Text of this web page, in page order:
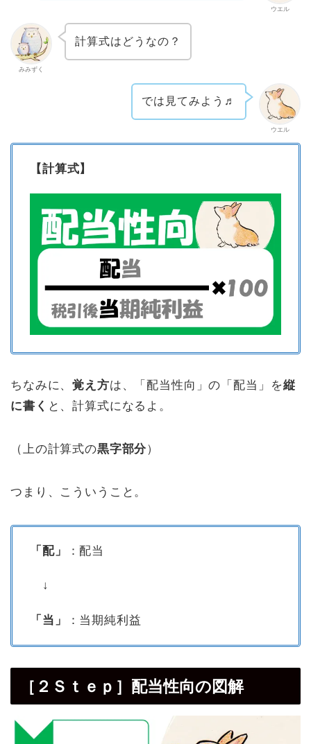
ウエル
みみずく
計算式はどうなの？
ウエル
では見てみよう♬
【計算式】
ちなみに、覚え方は、「配当性向」の「配当」を縦
に書く と、計算式になるよ。
（上の計算式の黒字部分）
つまり、こういうこと。
「配」 ：配当
↓
「当」 ：当期純利益
［２Ｓｔｅｐ］配当性向の図解